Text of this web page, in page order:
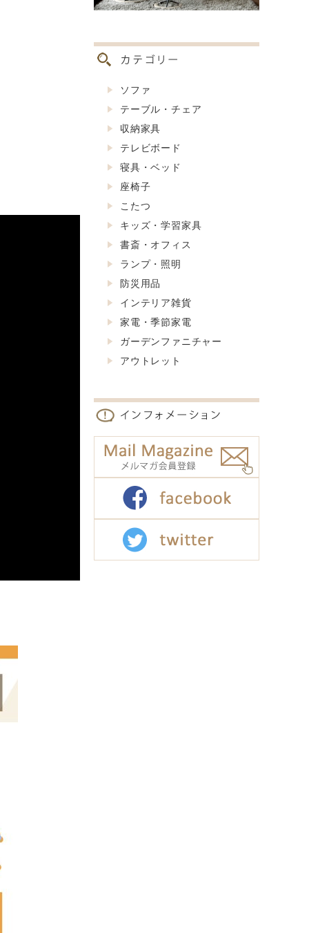
ソファ
テーブル・チェア
収納家具
テレビボード
寝具・ベッド
座椅子
こたつ
キッズ・学習家具
書斎・オフィス
ランプ・照明
防災用品
インテリア雑貨
家電・季節家電
ガーデンファニチャー
アウトレット